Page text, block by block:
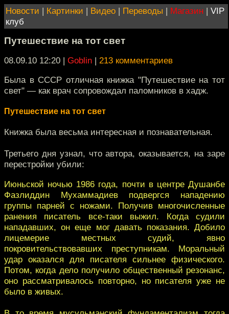
Новости | Картинки | Видео | Переводы | Магазин | VIP
клуб
Путешествие на тот свет
08.09.10 12:20 | Goblin | 213 комментариев
Была в СССР отличная книжка "Путешествие на тот
свет" — как врач сопровождал паломников в хадж.
Путешествие на тот свет
Книжка была весьма интересная и познавательная.
Третьего дня узнал, что автора, оказывается, на заре
перестройки убили:
Июньской ночью 1986 года, почти в центре Душанбе
Фазлиддин Мухаммадиев подвергся нападению
группы парней с ножами. Получив многочисленные
ранения писатель все-таки выжил. Когда судили
нападавших, он еще мог давать показания. Добило
лицемерие местных судий, явно
покровительствовавших преступникам. Моральный
удар оказался для писателя сильнее физического.
Потом, когда дело получило общественный резонанс,
оно рассматривалось повторно, но писателя уже не
было в живых.